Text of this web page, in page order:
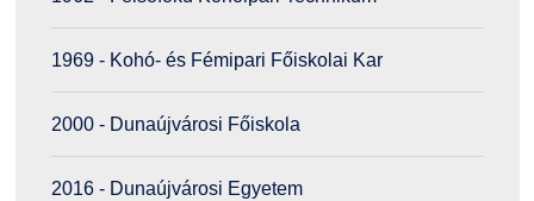
1969 - Kohó- és Fémipari Főiskolai Kar
2000 - Dunaújvárosi Főiskola
2016 - Dunaújvárosi Egyetem